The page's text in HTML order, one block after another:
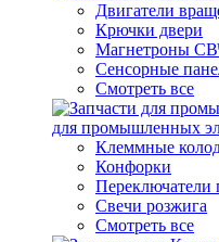
Двигатели
Крючки двери
Магнетроны
Сенсорные
Смотреть все
для промышленных
Клеммные
Конфорки
Переключатели
Свечи розжига
Смотреть все